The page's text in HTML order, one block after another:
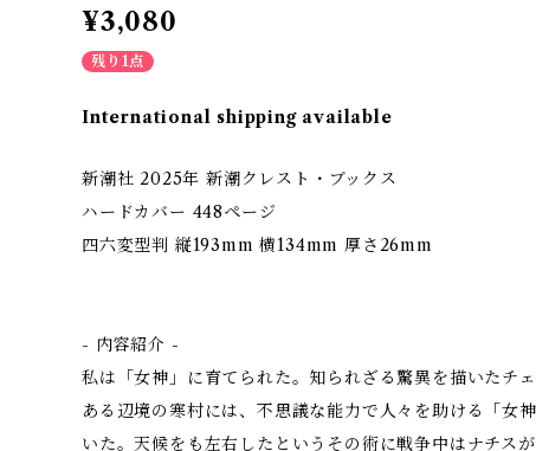
¥3,080
残り1点
International shipping available
新潮社 2025年 新潮クレスト・ブックス
ハードカバー 448ページ
四六変型判 縦193mm 横134mm 厚さ26mm
- 内容紹介 -
私は「女神」に育てられた。知られざる驚異を描いたチ
ある辺境の寒村には、不思議な能力で人々を助ける「女
いた。天候をも左右したというその術に戦争中はナチス